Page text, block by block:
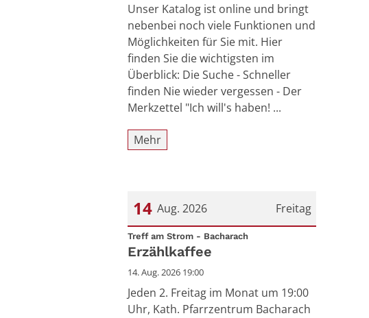
Unser Katalog ist online und bringt
nebenbei noch viele Funktionen und
Möglichkeiten für Sie mit. Hier
finden Sie die wichtigsten im
Überblick: Die Suche - Schneller
finden Nie wieder vergessen - Der
Merkzettel "Ich will's haben! ...
Mehr
Freitag
14 Aug. 2026
Datum: 14. August 2026
Treff am Strom - Bacharach:
Erzählkaffee
14. Aug. 2026 19:00
Jeden 2. Freitag im Monat um 19:00
Uhr, Kath. Pfarrzentrum Bacharach